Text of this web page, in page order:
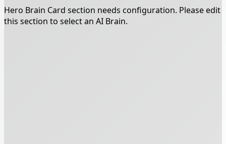
Hero Brain Card section needs configuration. Please edit
this section to select an AI Brain.